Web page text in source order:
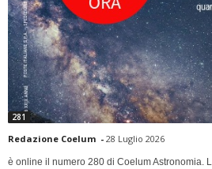
281
Redazione Coelum - 28 Luglio 2026
è online il numero 280 di Coelum Astronomia.